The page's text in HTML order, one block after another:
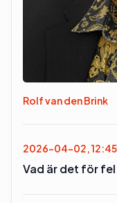
Rolf van den Brink
2026-04-02, 12:45
Vad är det för